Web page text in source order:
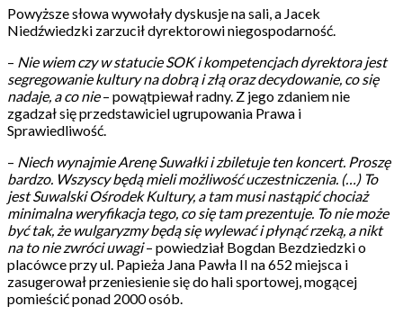
Powyższe słowa wywołały dyskusje na sali, a Jacek
Niedźwiedzki zarzucił dyrektorowi niegospodarność.
– Nie wiem czy w statucie SOK i kompetencjach dyrektora jest
segregowanie kultury na dobrą i złą oraz decydowanie, co się
nadaje, a co nie– powątpiewał radny. Z jego zdaniem nie
zgadzał się przedstawiciel ugrupowania Prawa i
Sprawiedliwość.
– Niech wynajmie Arenę Suwałki i zbiletuje ten koncert. Proszę
bardzo. Wszyscy będą mieli możliwość uczestniczenia. (…) To
jest Suwalski Ośrodek Kultury, a tam musi nastąpić chociaż
minimalna weryfikacja tego, co się tam prezentuje. To nie może
być tak, że wulgaryzmy będą się wylewać i płynąć rzeką, a nikt
na to nie zwróci uwagi– powiedział Bogdan Bezdziedzki o
placówce przy ul. Papieża Jana Pawła II na 652 miejsca i
zasugerował przeniesienie się do hali sportowej, mogącej
pomieścić ponad 2000 osób.